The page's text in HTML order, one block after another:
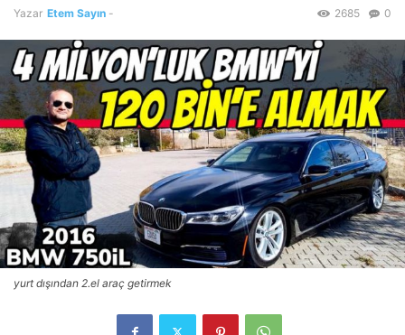
Yazar Etem Sayın - 0
2685
yurt dışından 2.el araç getirmek